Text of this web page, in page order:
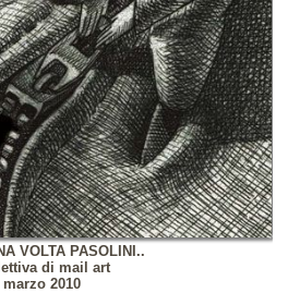
VOLTA PASOLINI..
di mail art
marzo 2010